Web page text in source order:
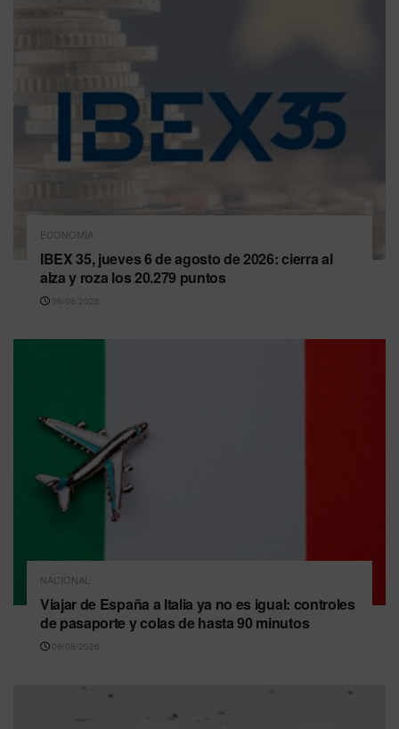
ECONOMÍA
IBEX 35, jueves 6 de agosto de 2026: cierra al
alza y roza los 20.279 puntos
06/08/2026
NACIONAL
Viajar de España a Italia ya no es igual: controles
de pasaporte y colas de hasta 90 minutos
06/08/2026